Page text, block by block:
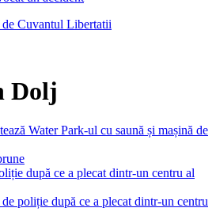
Cuvantul Libertatii
Dolj
Water Park-ul cu saună și mașină de
după ce a plecat dintr-un centru al
poliție după ce a plecat dintr-un centru